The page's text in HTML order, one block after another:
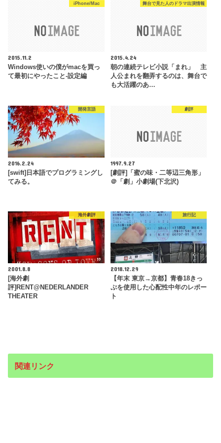
iPhone/Mac
2015.11.2
Windows使いの僕がmacを買っ
て最初にやったこと-設定編
舞台で見た人のドラマ出演情報
2015.4.24
朝の連続テレビ小説「まれ」 主
人公まれを翻弄するのは、舞台で
も大活躍のあ…
開発言語
2016.2.24
[swift]日本語でプログラミングし
てみる。
劇評
1997.9.27
[劇評]「蜜の味・二等辺三角形」
＠「劇」小劇場(下北沢)
海外劇評
2001.8.8
[海外劇
評]RENT@NEDERLANDER
THEATER
旅行記
2018.12.29
【年末 東京→京都】青春18きっ
ぷを使用した心配性中年のレポー
ト
関連リンク